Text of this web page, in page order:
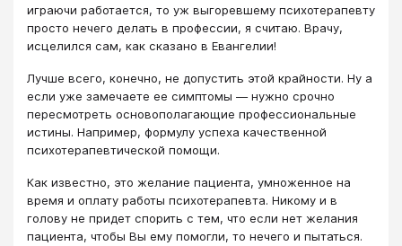
играючи работается, то уж выгоревшему психотерапевту
просто нечего делать в профессии, я считаю. Врачу,
исцелился сам, как сказано в Евангелии!
Лучше всего, конечно, не допустить этой крайности. Ну а
если уже замечаете ее симптомы ― нужно срочно
пересмотреть основополагающие профессиональные
истины. Например, формулу успеха качественной
психотерапевтической помощи.
Как известно, это желание пациента, умноженное на
время и оплату работы психотерапевта. Никому и в
голову не придет спорить с тем, что если нет желания
пациента, чтобы Вы ему помогли, то нечего и пытаться.